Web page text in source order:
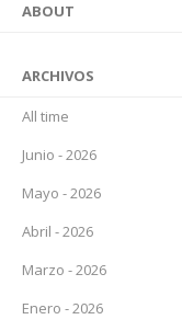
ABOUT
ARCHIVOS
All time
Junio - 2026
Mayo - 2026
Abril - 2026
Marzo - 2026
Enero - 2026